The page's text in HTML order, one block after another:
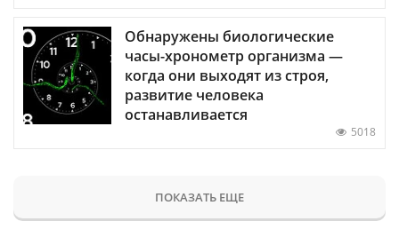
Обнаружены биологические
часы-хронометр организма —
когда они выходят из строя,
развитие человека
останавливается
5018
ПОКАЗАТЬ ЕЩЕ